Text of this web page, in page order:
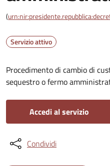
(
Servizio attivo
Procedimento di cambio di
sequestro o fermo
Accedi al servizio
Condividi